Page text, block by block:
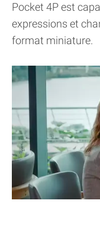
Pocket 4P est
expressions et
format miniature.